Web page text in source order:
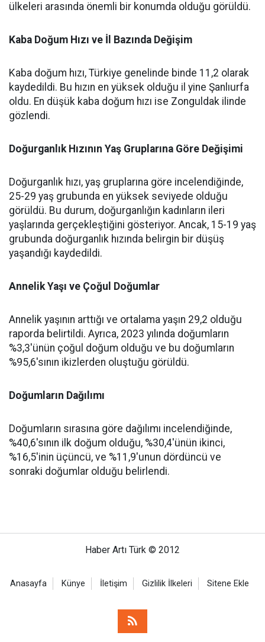
ülkeleri arasında önemli bir konumda olduğu görüldü.
Kaba Doğum Hızı ve İl Bazında Değişim
Kaba doğum hızı, Türkiye genelinde binde 11,2 olarak
kaydedildi. Bu hızın en yüksek olduğu il yine Şanlıurfa
oldu. En düşük kaba doğum hızı ise Zonguldak ilinde
gözlendi.
Doğurganlık Hızının Yaş Gruplarına Göre Değişimi
Doğurganlık hızı, yaş gruplarına göre incelendiğinde,
25-29 yaş grubunda en yüksek seviyede olduğu
görüldü. Bu durum, doğurganlığın kadınların ileri
yaşlarında gerçekleştiğini gösteriyor. Ancak, 15-19 yaş
grubunda doğurganlık hızında belirgin bir düşüş
yaşandığı kaydedildi.
Annelik Yaşı ve Çoğul Doğumlar
Annelik yaşının arttığı ve ortalama yaşın 29,2 olduğu
raporda belirtildi. Ayrıca, 2023 yılında doğumların
%3,3'ünün çoğul doğum olduğu ve bu doğumların
%95,6'sının ikizlerden oluştuğu görüldü.
Doğumların Dağılımı
Doğumların sırasına göre dağılımı incelendiğinde,
%40,6'sının ilk doğum olduğu, %30,4'ünün ikinci,
%16,5'inin üçüncü, ve %11,9'unun dördüncü ve
sonraki doğumlar olduğu belirlendi.
Haber Artı Türk © 2012
Anasayfa Künye İletişim Gizlilik İlkeleri Sitene Ekle